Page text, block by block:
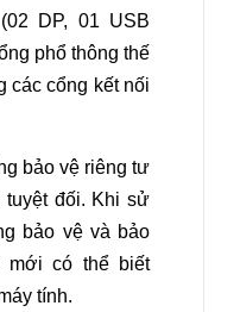
DP, 01 USB
phổ thông thế
các cổng kết nối
bảo vệ riêng tư
đối. Khi sử
bảo vệ và bảo
mới có thể biết
tính.